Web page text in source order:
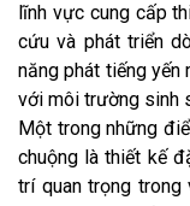
lĩnh vực cung cấp
cứu và phát triển
năng phát tiếng yến
với môi trường sinh
Một trong những
chuộng là thiết kế
trí quan trọng trong